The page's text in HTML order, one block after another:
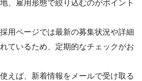
、雇用形態で絞り込むのがポイント
用ページでは最新の募集状況や詳細
ているため、定期的なチェックがお
えば、新着情報をメールで受け取る